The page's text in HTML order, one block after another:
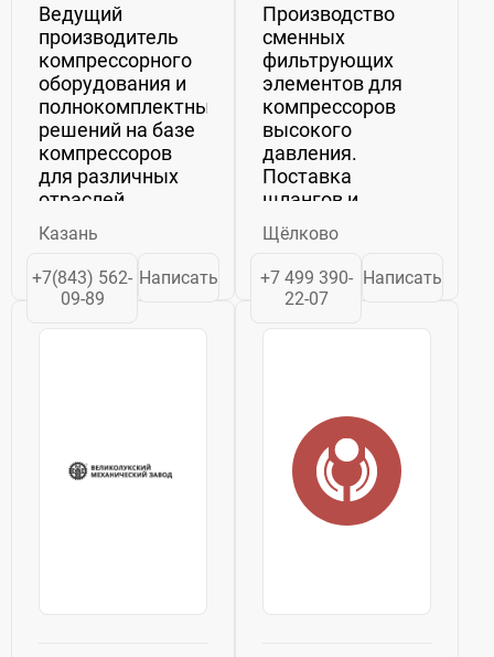
Ведущий
производитель
компрессорного
оборудования и
полнокомплектных
решений на базе
компрессоров
для различных
отраслей
промышленности
в России и
странах СНГ - АО
«Казанькомпрессормаш»
завод
Казань
+7(843) 562-
09-89
Написать
Производство
сменных
фильтрующих
элементов для
компрессоров
высокого
давления.
Поставка
шлангов и
рукавов.
Щёлково
+7 499 390-
22-07
Написать